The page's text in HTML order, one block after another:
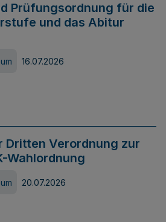
Prüfungsordnung für die
und das Abitur
16.07.2026
Dritten Verordnung zur
Wahlordnung
20.07.2026